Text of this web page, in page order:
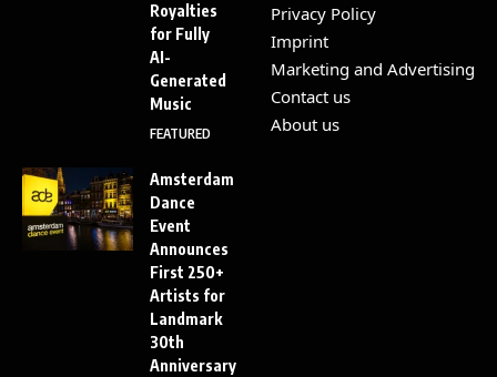
Royalties
for Fully
AI-
Generated
Music
FEATURED
Amsterdam
Dance
Event
Announces
First 250+
Artists for
Landmark
30th
Anniversary
Privacy Policy
Imprint
Marketing and Advertising
Contact us
About us